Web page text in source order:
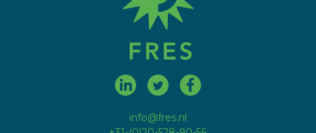
info@fres.nl